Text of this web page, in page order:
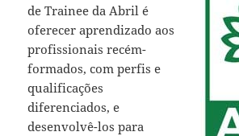
de Trainee da Abril é
oferecer aprendizado aos
profissionais recém-
formados, com perfis e
qualificações
diferenciados, e
desenvolvê-los para